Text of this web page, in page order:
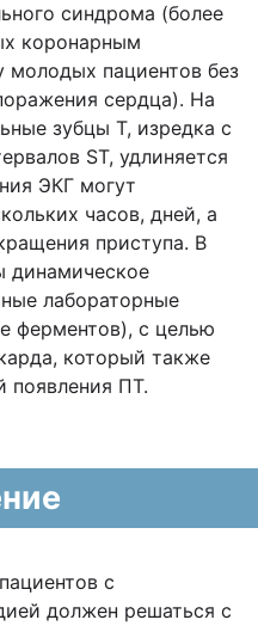
синдрома (более
коронарным
молодых пациентов без
сердца). На
зубцы Т, изредка с
SТ, удлиняется
ЭКГ могут
часов, дней, а
приступа. В
динамическое
лабораторные
ферментов), с целью
который также
появления ПТ.
с
должен решаться с